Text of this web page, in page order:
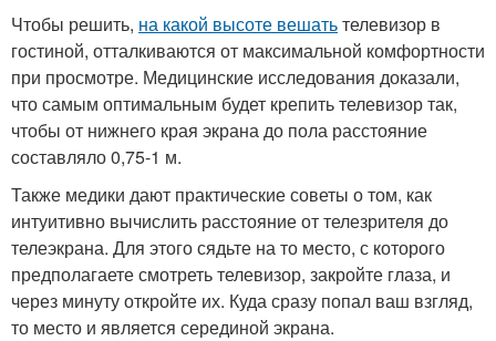
Чтобы решить, на какой высоте вешатьтелевизор в
гостиной, отталкиваются от максимальной комфортности
при просмотре. Медицинские исследования доказали,
что самым оптимальным будет крепить телевизор так,
чтобы от нижнего края экрана до пола расстояние
составляло 0,75-1 м.
Также медики дают практические советы о том, как
интуитивно вычислить расстояние от телезрителя до
телеэкрана. Для этого сядьте на то место, с которого
предполагаете смотреть телевизор, закройте глаза, и
через минуту откройте их. Куда сразу попал ваш взгляд,
то место и является серединой экрана.